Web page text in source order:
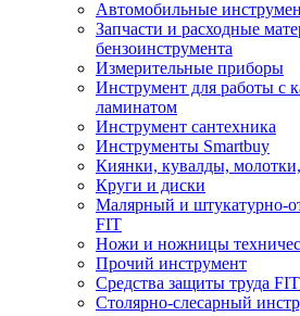
Автомобильные
Запчасти и расходные
бензоинструмента
Измерительные приборы
Инструмент для работы с
ламинатом
Инструмент сантехника
Инструменты Smartbuy
Киянки, кувалды,
Круги и диски
Малярный и штукатурно-
FIT
Ножи и ножницы
Прочий инструмент
Средства защиты труда FIT
Столярно-слесарный